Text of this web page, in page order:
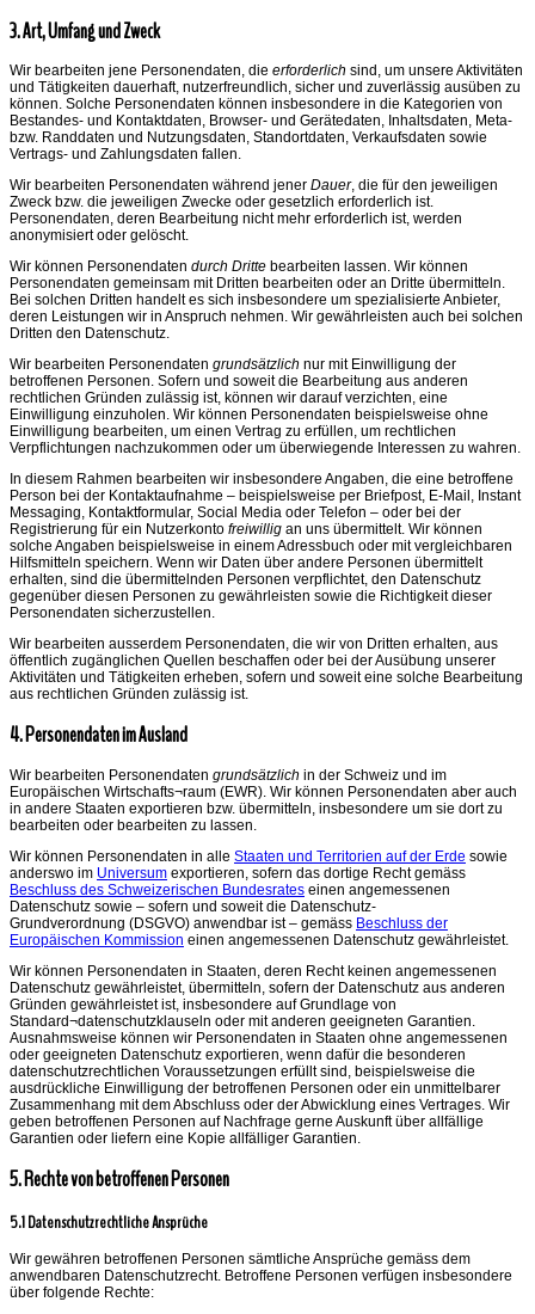
3. Art, Umfang und Zweck
Wir bearbeiten jene Personendaten, die erforderlich sind, um unsere Aktivitäten
und Tätigkeiten dauerhaft, nutzerfreundlich, sicher und zuverlässig ausüben zu
können. Solche Personendaten können insbesondere in die Kategorien von
Bestandes- und Kontaktdaten, Browser- und Gerätedaten, Inhaltsdaten, Meta-
bzw. Randdaten und Nutzungsdaten, Standortdaten, Verkaufsdaten sowie
Vertrags- und Zahlungsdaten fallen.
Wir bearbeiten Personendaten während jener Dauer, die für den jeweiligen
Zweck bzw. die jeweiligen Zwecke oder gesetzlich erforderlich ist.
Personendaten, deren Bearbeitung nicht mehr erforderlich ist, werden
anonymisiert oder gelöscht.
Wir können Personendaten durch Dritte bearbeiten lassen. Wir können
Personendaten gemeinsam mit Dritten bearbeiten oder an Dritte übermitteln.
Bei solchen Dritten handelt es sich insbesondere um spezialisierte Anbieter,
deren Leistungen wir in Anspruch nehmen. Wir gewährleisten auch bei solchen
Dritten den Datenschutz.
Wir bearbeiten Personendaten grundsätzlich nur mit Einwilligung der
betroffenen Personen. Sofern und soweit die Bearbeitung aus anderen
rechtlichen Gründen zulässig ist, können wir darauf verzichten, eine
Einwilligung einzuholen. Wir können Personendaten beispielsweise ohne
Einwilligung bearbeiten, um einen Vertrag zu erfüllen, um rechtlichen
Verpflichtungen nachzukommen oder um überwiegende Interessen zu wahren.
In diesem Rahmen bearbeiten wir insbesondere Angaben, die eine betroffene
Person bei der Kontaktaufnahme – beispielsweise per Briefpost, E-Mail, Instant
Messaging, Kontaktformular, Social Media oder Telefon – oder bei der
Registrierung für ein Nutzerkonto freiwillig an uns übermittelt. Wir können
solche Angaben beispielsweise in einem Adressbuch oder mit vergleichbaren
Hilfsmitteln speichern. Wenn wir Daten über andere Personen übermittelt
erhalten, sind die übermittelnden Personen verpflichtet, den Datenschutz
gegenüber diesen Personen zu gewährleisten sowie die Richtigkeit dieser
Personendaten sicherzustellen.
Wir bearbeiten ausserdem Personendaten, die wir von Dritten erhalten, aus
öffentlich zugänglichen Quellen beschaffen oder bei der Ausübung unserer
Aktivitäten und Tätigkeiten erheben, sofern und soweit eine solche Bearbeitung
aus rechtlichen Gründen zulässig ist.
4. Personendaten im Ausland
Wir bearbeiten Personendaten grundsätzlich in der Schweiz und im
Europäischen Wirtschafts¬raum (EWR). Wir können Personendaten aber auch
in andere Staaten exportieren bzw. übermitteln, insbesondere um sie dort zu
bearbeiten oder bearbeiten zu lassen.
Wir können Personendaten in alle Staaten und Territorien auf der Erde sowie
anderswo im Universum exportieren, sofern das dortige Recht gemäss
Beschluss des Schweizerischen Bundesrates einen angemessenen
Datenschutz sowie – sofern und soweit die Datenschutz-
Grundverordnung (DSGVO) anwendbar ist – gemäss Beschluss der
Europäischen Kommission einen angemessenen Datenschutz gewährleistet.
Wir können Personendaten in Staaten, deren Recht keinen angemessenen
Datenschutz gewährleistet, übermitteln, sofern der Datenschutz aus anderen
Gründen gewährleistet ist, insbesondere auf Grundlage von
Standard¬datenschutzklauseln oder mit anderen geeigneten Garantien.
Ausnahmsweise können wir Personendaten in Staaten ohne angemessenen
oder geeigneten Datenschutz exportieren, wenn dafür die besonderen
datenschutzrechtlichen Voraussetzungen erfüllt sind, beispielsweise die
ausdrückliche Einwilligung der betroffenen Personen oder ein unmittelbarer
Zusammenhang mit dem Abschluss oder der Abwicklung eines Vertrages. Wir
geben betroffenen Personen auf Nachfrage gerne Auskunft über allfällige
Garantien oder liefern eine Kopie allfälliger Garantien.
5. Rechte von betroffenen Personen
5.1 Datenschutzrechtliche Ansprüche
Wir gewähren betroffenen Personen sämtliche Ansprüche gemäss dem
anwendbaren Datenschutzrecht. Betroffene Personen verfügen insbesondere
über folgende Rechte: